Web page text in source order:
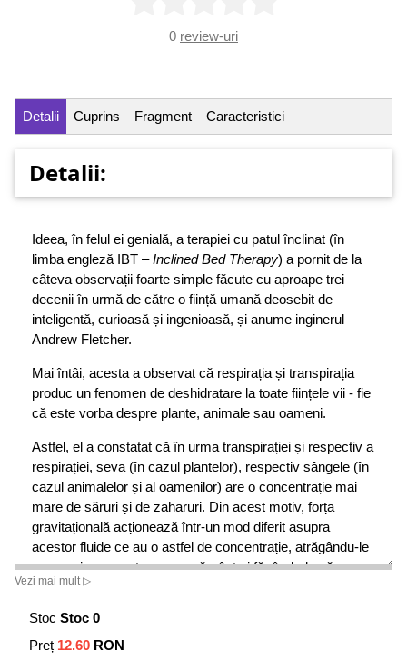
0 review-uri
Detalii Cuprins Fragment Caracteristici
Detalii:
Ideea, în felul ei genială, a terapiei cu patul înclinat (în
limba engleză IBT –Inclined Bed Therapy) a pornit de la
câteva observații foarte simple făcute cu aproape trei
decenii în urmă de către o ființă umană deosebit de
inteligentă, curioasă și ingenioasă, și anume inginerul
Andrew Fletcher.
Mai întâi, acesta a observat că respirația și transpirația
produc un fenomen de deshidratare la toate ființele vii - fie
că este vorba despre plante, animale sau oameni.
Astfel, el a constatat că în urma transpirației și respectiv a
respirației, seva (în cazul plantelor), respectiv sângele (în
cazul animalelor și al oamenilor) are o concentrație mai
mare de săruri și de zaharuri. Din acest motiv, forța
gravitațională acționează într-un mod diferit asupra
acestor fluide ce au o astfel de concentrație, atrăgându-le
cu o mai mare putere spre pământ și făcându-le să
coboare prin sistemul capilar, respectiv prin vasele
Ca în cazul oricărei acțiuni, și în această situație apare și
Vezi mai mult ▷
Stoc Stoc 0
Preț 12.60 RON